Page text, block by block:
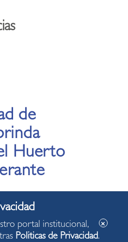
de
Huerto
portal institucional,
Politicas de Privacidad.